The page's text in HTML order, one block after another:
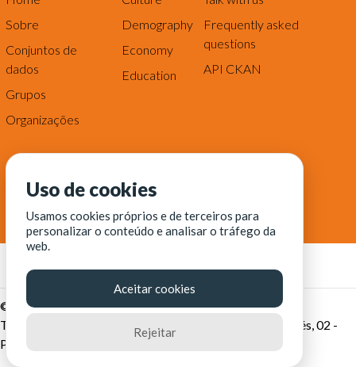
Sobre
Conjuntos de
dados
Grupos
Organizações
Demography
Economy
Education
Frequently asked
questions
API CKAN
© Fortaleza Digital || CITINOVA - Fundação de Ciência,
Tecnologia e Inovação de Fortaleza - Rua dos Tremembés, 02 -
Praia de Iracema - Fortaleza-CE
Uso de cookies
Usamos cookies próprios e de terceiros para
personalizar o conteúdo e analisar o tráfego da
web.
Aceitar cookies
Rejeitar